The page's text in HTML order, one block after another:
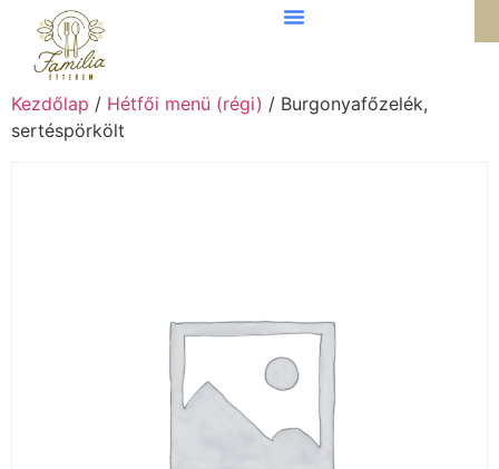
Kezdőlap / Hétfői menü (régi) / Burgonyafőzelék,
sertéspörkölt